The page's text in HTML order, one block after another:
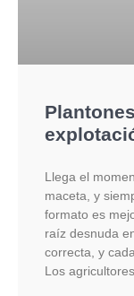
Llega el
maceta, y
formato es
raíz desnuda
correcta, y
Los